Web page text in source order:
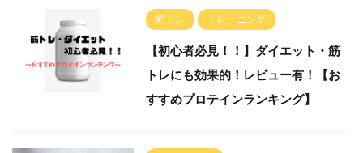
筋トレ トレーニング
【初心者必見！！】ダイエット・筋
トレにも効果的！レビュー有！【お
すすめプロテインランキング】